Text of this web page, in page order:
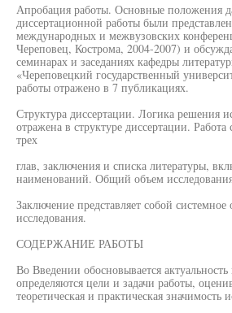
Апробация работы. Основные положения
диссертационной работы были
международных и межвузовских
Череповец, Кострома, 2004-2007) и
семинарах и заседаниях кафедры
«Череповецкий государственный
работы отражено в 7 публикациях.
Структура диссертации. Логика решения
отражена в структуре диссертации. Работа
трех
глав, заключения и списка литературы,
наименований. Общий объем
Заключение представляет собой системное
исследования.
СОДЕРЖАНИЕ РАБОТЫ
Во Введении обосновывается
определяются цели и задачи работы,
теоретическая и практическая значимость